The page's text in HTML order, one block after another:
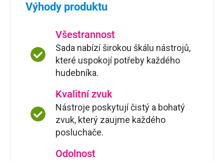
Výhody produktu
Všestrannost
Sada nabízí širokou škálu nástrojů,
které uspokojí potřeby každého
hudebníka.
Kvalitní zvuk
Nástroje poskytují čistý a bohatý
zvuk, který zaujme každého
posluchače.
Odolnost